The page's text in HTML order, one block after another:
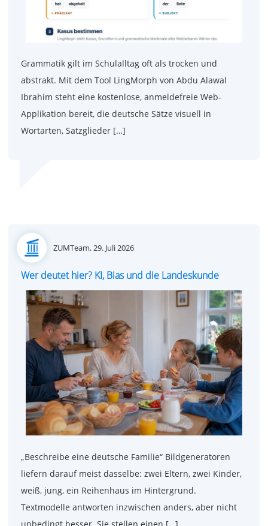
Grammatik gilt im Schulalltag oft als trocken und
abstrakt. Mit dem Tool LingMorph von Abdu Alawal
Ibrahim steht eine kostenlose, anmeldefreie Web-
Applikation bereit, die deutsche Sätze visuell in
Wortarten, Satzglieder […]
ZUMTeam,Posted
29. Juli 2026
Wer deutet hier? KI, Bias und die Landeskunde
„Beschreibe eine deutsche Familie“ Bildgeneratoren
liefern darauf meist dasselbe: zwei Eltern, zwei Kinder,
weiß, jung, ein Reihenhaus im Hintergrund.
Textmodelle antworten inzwischen anders, aber nicht
unbedingt besser. Sie stellen einen […]